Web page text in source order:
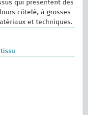
qui présentent des
côtelé, à grosses
et techniques.